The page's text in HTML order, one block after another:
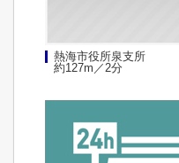
熱海市役所泉支所
約127m／2分